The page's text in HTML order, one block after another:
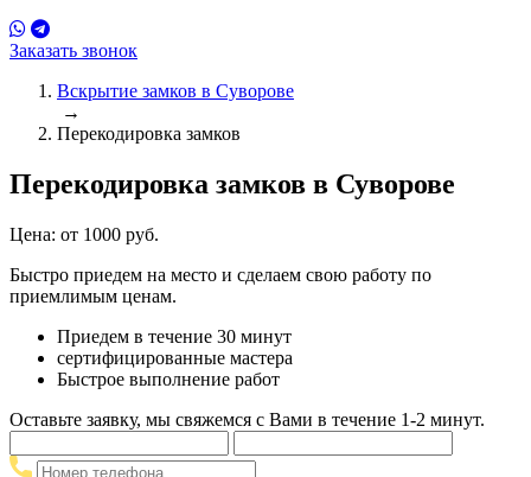
Заказать звонок
Вскрытие замков в Суворове
→
Перекодировка замков
Перекодировка замков в Суворове
Цена: от 1000 руб.
Быстро приедем на место и сделаем свою работу по
приемлимым ценам.
Приедем в течение 30 минут
сертифицированные мастера
Быстрое выполнение работ
Оставьте заявку, мы свяжемся с Вами в течение 1-2 минут.